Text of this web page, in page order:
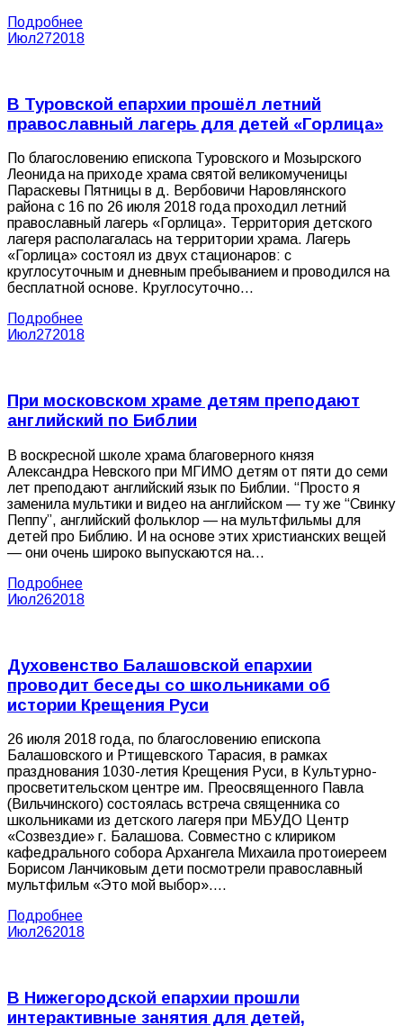
Подробнее
Июл272018
В Туровской епархии прошёл летний
православный лагерь для детей «Горлица»
По благословению епископа Туровского и Мозырского
Леонида на приходе храма святой великомученицы
Параскевы Пятницы в д. Вербовичи Наровлянского
района с 16 по 26 июля 2018 года проходил летний
православный лагерь «Горлица». Территория детского
лагеря располагалась на территории храма. Лагерь
«Горлица» состоял из двух стационаров: с
круглосуточным и дневным пребыванием и проводился на
бесплатной основе. Круглосуточно…
Подробнее
Июл272018
При московском храме детям преподают
английский по Библии
В воскресной школе храма благоверного князя
Александра Невского при МГИМО детям от пяти до семи
лет преподают английский язык по Библии. “Просто я
заменила мультики и видео на английском — ту же “Свинку
Пеппу”, английский фольклор — на мультфильмы для
детей про Библию. И на основе этих христианских вещей
— они очень широко выпускаются на…
Подробнее
Июл262018
Духовенство Балашовской епархии
проводит беседы со школьниками об
истории Крещения Руси
26 июля 2018 года, по благословению епископа
Балашовского и Ртищевского Тарасия, в рамках
празднования 1030-летия Крещения Руси, в Культурно-
просветительском центре им. Преосвященного Павла
(Вильчинского) состоялась встреча священника со
школьниками из детского лагеря при МБУДО Центр
«Созвездие» г. Балашова. Совместно с клириком
кафедрального собора Архангела Михаила протоиереем
Борисом Ланчиковым дети посмотрели православный
мультфильм «Это мой выбор».…
Подробнее
Июл262018
В Нижегородской епархии прошли
интерактивные занятия для детей,